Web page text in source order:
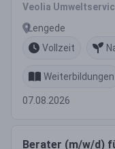
Veolia
Lengede
Vollzeit
Weiterbildungen
07.08.2026
Berater (m/w/d)